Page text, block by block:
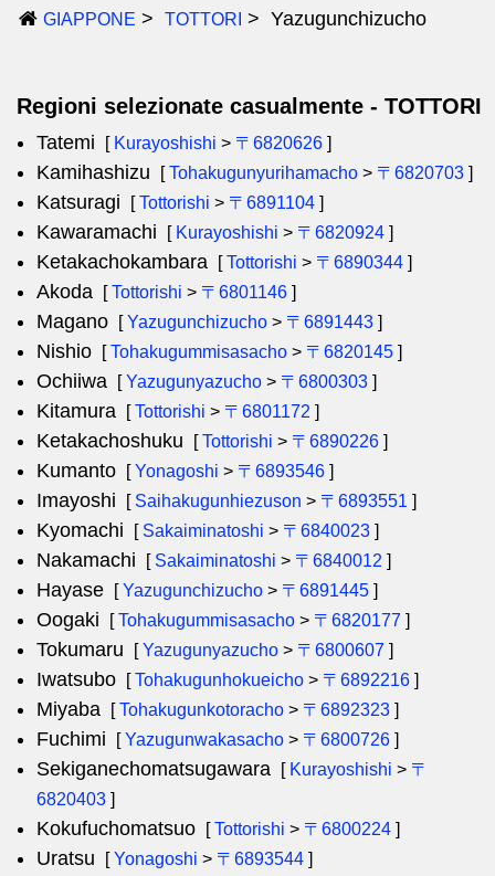
GIAPPONE TOTTORI Yazugunchizucho
Regioni selezionate casualmente - TOTTORI
Tatemi [ Kurayoshishi > 〒6820626 ]
Kamihashizu [Tohakugunyurihamacho > 〒6820703 ]
Katsuragi [Tottorishi > 〒6891104 ]
Kawaramachi [ Kurayoshishi > 〒6820924 ]
Ketakachokambara [Tottorishi > 〒6890344 ]
Akoda [Tottorishi > 〒6801146 ]
Magano [Yazugunchizucho > 〒6891443 ]
Nishio [Tohakugummisasacho > 〒6820145 ]
Ochiiwa [Yazugunyazucho > 〒6800303 ]
Kitamura [Tottorishi > 〒6801172 ]
Ketakachoshuku [Tottorishi > 〒6890226 ]
Kumanto [Yonagoshi > 〒6893546 ]
Imayoshi [ Saihakugunhiezuson > 〒6893551 ]
Kyomachi [ Sakaiminatoshi > 〒6840023 ]
Nakamachi [ Sakaiminatoshi > 〒6840012 ]
Hayase [Yazugunchizucho > 〒6891445 ]
Oogaki [Tohakugummisasacho > 〒6820177 ]
Tokumaru [Yazugunyazucho > 〒6800607 ]
Iwatsubo [Tohakugunhokueicho > 〒6892216 ]
Miyaba [Tohakugunkotoracho > 〒6892323 ]
Fuchimi [Yazugunwakasacho > 〒6800726 ]
Sekiganechomatsugawara [ Kurayoshishi > 〒
6820403 ]
Kokufuchomatsuo [Tottorishi > 〒6800224 ]
Uratsu [Yonagoshi > 〒6893544 ]